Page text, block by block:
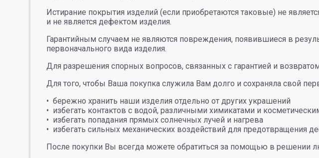
Истирание покрытия изделий (если приобретаются таковые) не
и не является дефектом изделия.
Гарантийным случаем не являются повреждения, появившиеся в
первоначального вида изделия.
Для разрешения спорных вопросов, связанных с гарантией и
Для того, чтобы Ваша покупка служила Вам долго и сохраняла свой
бережно хранить наши изделия отдельно от других украшений
избегать контактов с водой, различными химикатами и
избегать попадания прямых солнечных лучей и нагрева
избегать сильных механических воздействий для предотвращения
После покупки Вы всегда можете обратиться за помощью в